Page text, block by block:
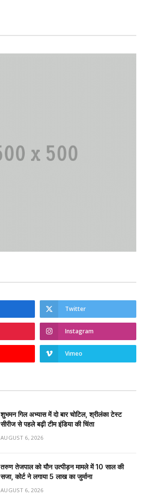
Twitter
Instagram
Vimeo
शुभमन गिल अभ्यास में दो बार चोटिल, श्रीलंका टेस्ट
सीरीज से पहले बढ़ी टीम इंडिया की चिंता
AUGUST 6, 2026
तरुण तेजपाल को यौन उत्पीड़न मामले में 10 साल की
सजा, कोर्ट ने लगाया ₹5 लाख का जुर्माना
AUGUST 6, 2026